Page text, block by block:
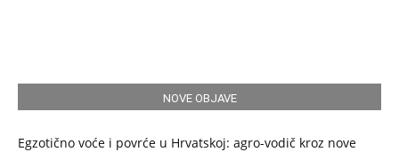
NOVE OBJAVE
Egzotično voće i povrće u Hrvatskoj: agro-vodič kroz nove